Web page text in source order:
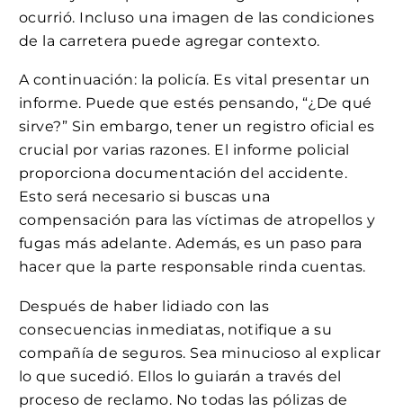
ocurrió. Incluso una imagen de las condiciones
de la carretera puede agregar contexto.
A continuación: la policía. Es vital presentar un
informe. Puede que estés pensando, “¿De qué
sirve?” Sin embargo, tener un registro oficial es
crucial por varias razones. El informe policial
proporciona documentación del accidente.
Esto será necesario si buscas una
compensación para las víctimas de atropellos y
fugas más adelante. Además, es un paso para
hacer que la parte responsable rinda cuentas.
Después de haber lidiado con las
consecuencias inmediatas, notifique a su
compañía de seguros. Sea minucioso al explicar
lo que sucedió. Ellos lo guiarán a través del
proceso de reclamo. No todas las pólizas de